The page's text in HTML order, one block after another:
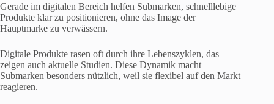
Gerade im digitalen Bereich helfen Submarken, schnelllebige
Produkte klar zu positionieren, ohne das Image der
Hauptmarke zu verwässern.
Digitale Produkte rasen oft durch ihre Lebenszyklen, das
zeigen auch aktuelle Studien. Diese Dynamik macht
Submarken besonders nützlich, weil sie flexibel auf den Markt
reagieren.